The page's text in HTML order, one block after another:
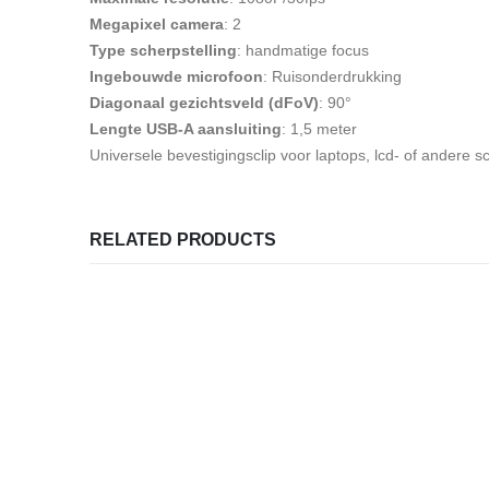
Megapixel camera: 2
Type scherpstelling: handmatige focus
Ingebouwde microfoon: Ruisonderdrukking
Diagonaal gezichtsveld (dFoV): 90°
Lengte USB-A aansluiting: 1,5 meter
Universele bevestigingsclip voor laptops, lcd- of andere
RELATED PRODUCTS